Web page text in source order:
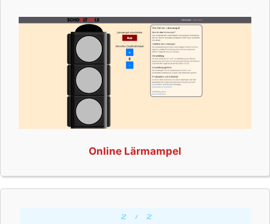
Online Lärmampel